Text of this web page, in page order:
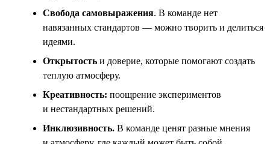
Свобода самовыражения. В команде нет
навязанных стандартов — можно творить и делиться
идеями.
Открытость и доверие, которые помогают создать
теплую атмосферу.
Креативность: поощрение экспериментов
и нестандартных решений.
Инклюзивность. В команде ценят разные мнения